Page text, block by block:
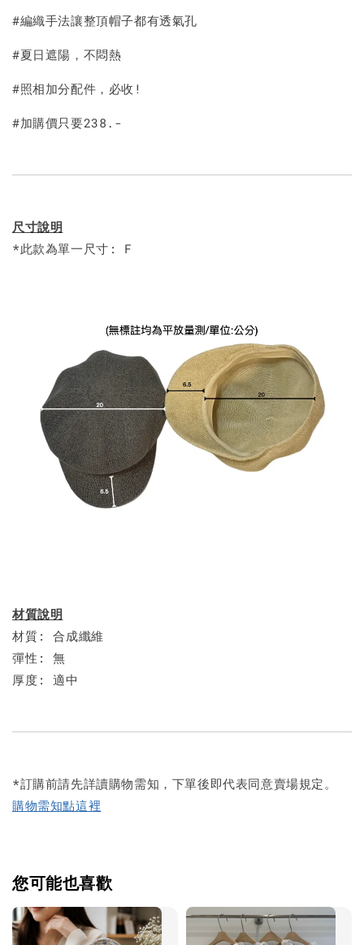
#編織手法讓整頂帽子都有透氣孔
#夏日遮陽，不悶熱
#照相加分配件，必收!
#加購價只要238.-
尺寸說明
*此款為單一尺寸: F
材質說明
材質: 合成纖維
彈性: 無
厚度: 適中
*訂購前請先詳讀購物需知，下單後即代表同意賣場規定。
購物需知點這裡
您可能也喜歡